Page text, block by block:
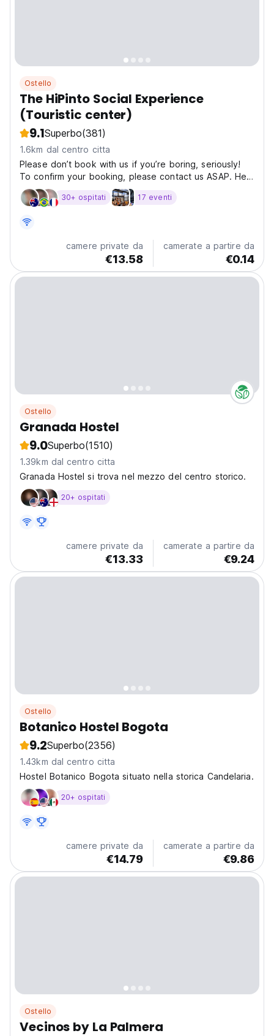
Ostello
The HiPinto Social Experience
(Touristic center)
9.1Superbo(381)
1.6km dal centro citta
Please don’t book with us if you’re boring, seriously!
To confirm your booking, please contact us ASAP. Hey
we're Mau and Maria, the managers of this Hostel and
we set ourselves a mission to show the world how
30+ ospitati 17 eventi
camere private da
€13.58
camerate a partire da
€0.14
Ostello
Granada Hostel
9.0Superbo(1510)
1.39km dal centro citta
Granada Hostel si trova nel mezzo del centro storico.
20+ ospitati
camere private da
€13.33
camerate a partire da
€9.24
Ostello
Botanico Hostel Bogota
9.2Superbo(2356)
1.43km dal centro citta
Hostel Botanico Bogota situato nella storica Candelaria.
20+ ospitati
camere private da
€14.79
camerate a partire da
€9.86
Ostello
Vecinos by La Palmera